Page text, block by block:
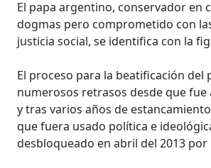
El papa argentino, conservador en
dogmas pero comprometido con
justicia social, se identifica con la
El proceso para la beatificación del
numerosos retrasos desde que fue
y tras varios años de
que fuera usado política e
desbloqueado en abril del 2013 por